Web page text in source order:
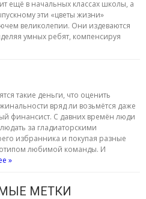
ещё в начальных классах школы, а
эти «цветы жизни»
великолепии. Они издеваются
умных ребят, компенсируя
такие деньги, что оценить
вряд ли возьмётся даже
финансист. С давних времён люди
за гладиаторскими
избранника и покупая разные
любимой команды. И
»
МЕТКИ